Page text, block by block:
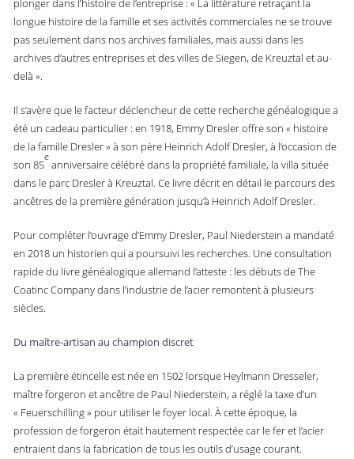
plonger dans l’histoire de l’entreprise : « La littérature retraçant la
longue histoire de la famille et ses activités commerciales ne se trouve
pas seulement dans nos archives familiales, mais aussi dans les
archives d’autres entreprises et des villes de Siegen, de Kreuztal et au-
delà ».
Il s’avère que le facteur déclencheur de cette recherche généalogique a
été un cadeau particulier : en 1918, Emmy Dresler offre son « histoire
de la famille Dresler » à son père Heinrich Adolf Dresler, à l’occasion de
son 85
e
anniversaire célébré dans la propriété familiale, la villa située
dans le parc Dresler à Kreuztal. Ce livre décrit en détail le parcours des
ancêtres de la première génération jusqu’à Heinrich Adolf Dresler.
Pour compléter l’ouvrage d’Emmy Dresler, Paul Niederstein a mandaté
en 2018 un historien qui a poursuivi les recherches. Une consultation
rapide du livre généalogique allemand l’atteste : les débuts de The
Coatinc Company dans l’industrie de l’acier remontent à plusieurs
siècles.
Du maître-artisan au champion discret
La première étincelle est née en 1502 lorsque Heylmann Dresseler,
maître forgeron et ancêtre de Paul Niederstein, a réglé la taxe d’un
« Feuerschilling » pour utiliser le foyer local. À cette époque, la
profession de forgeron était hautement respectée car le fer et l’acier
entraient dans la fabrication de tous les outils d’usage courant.